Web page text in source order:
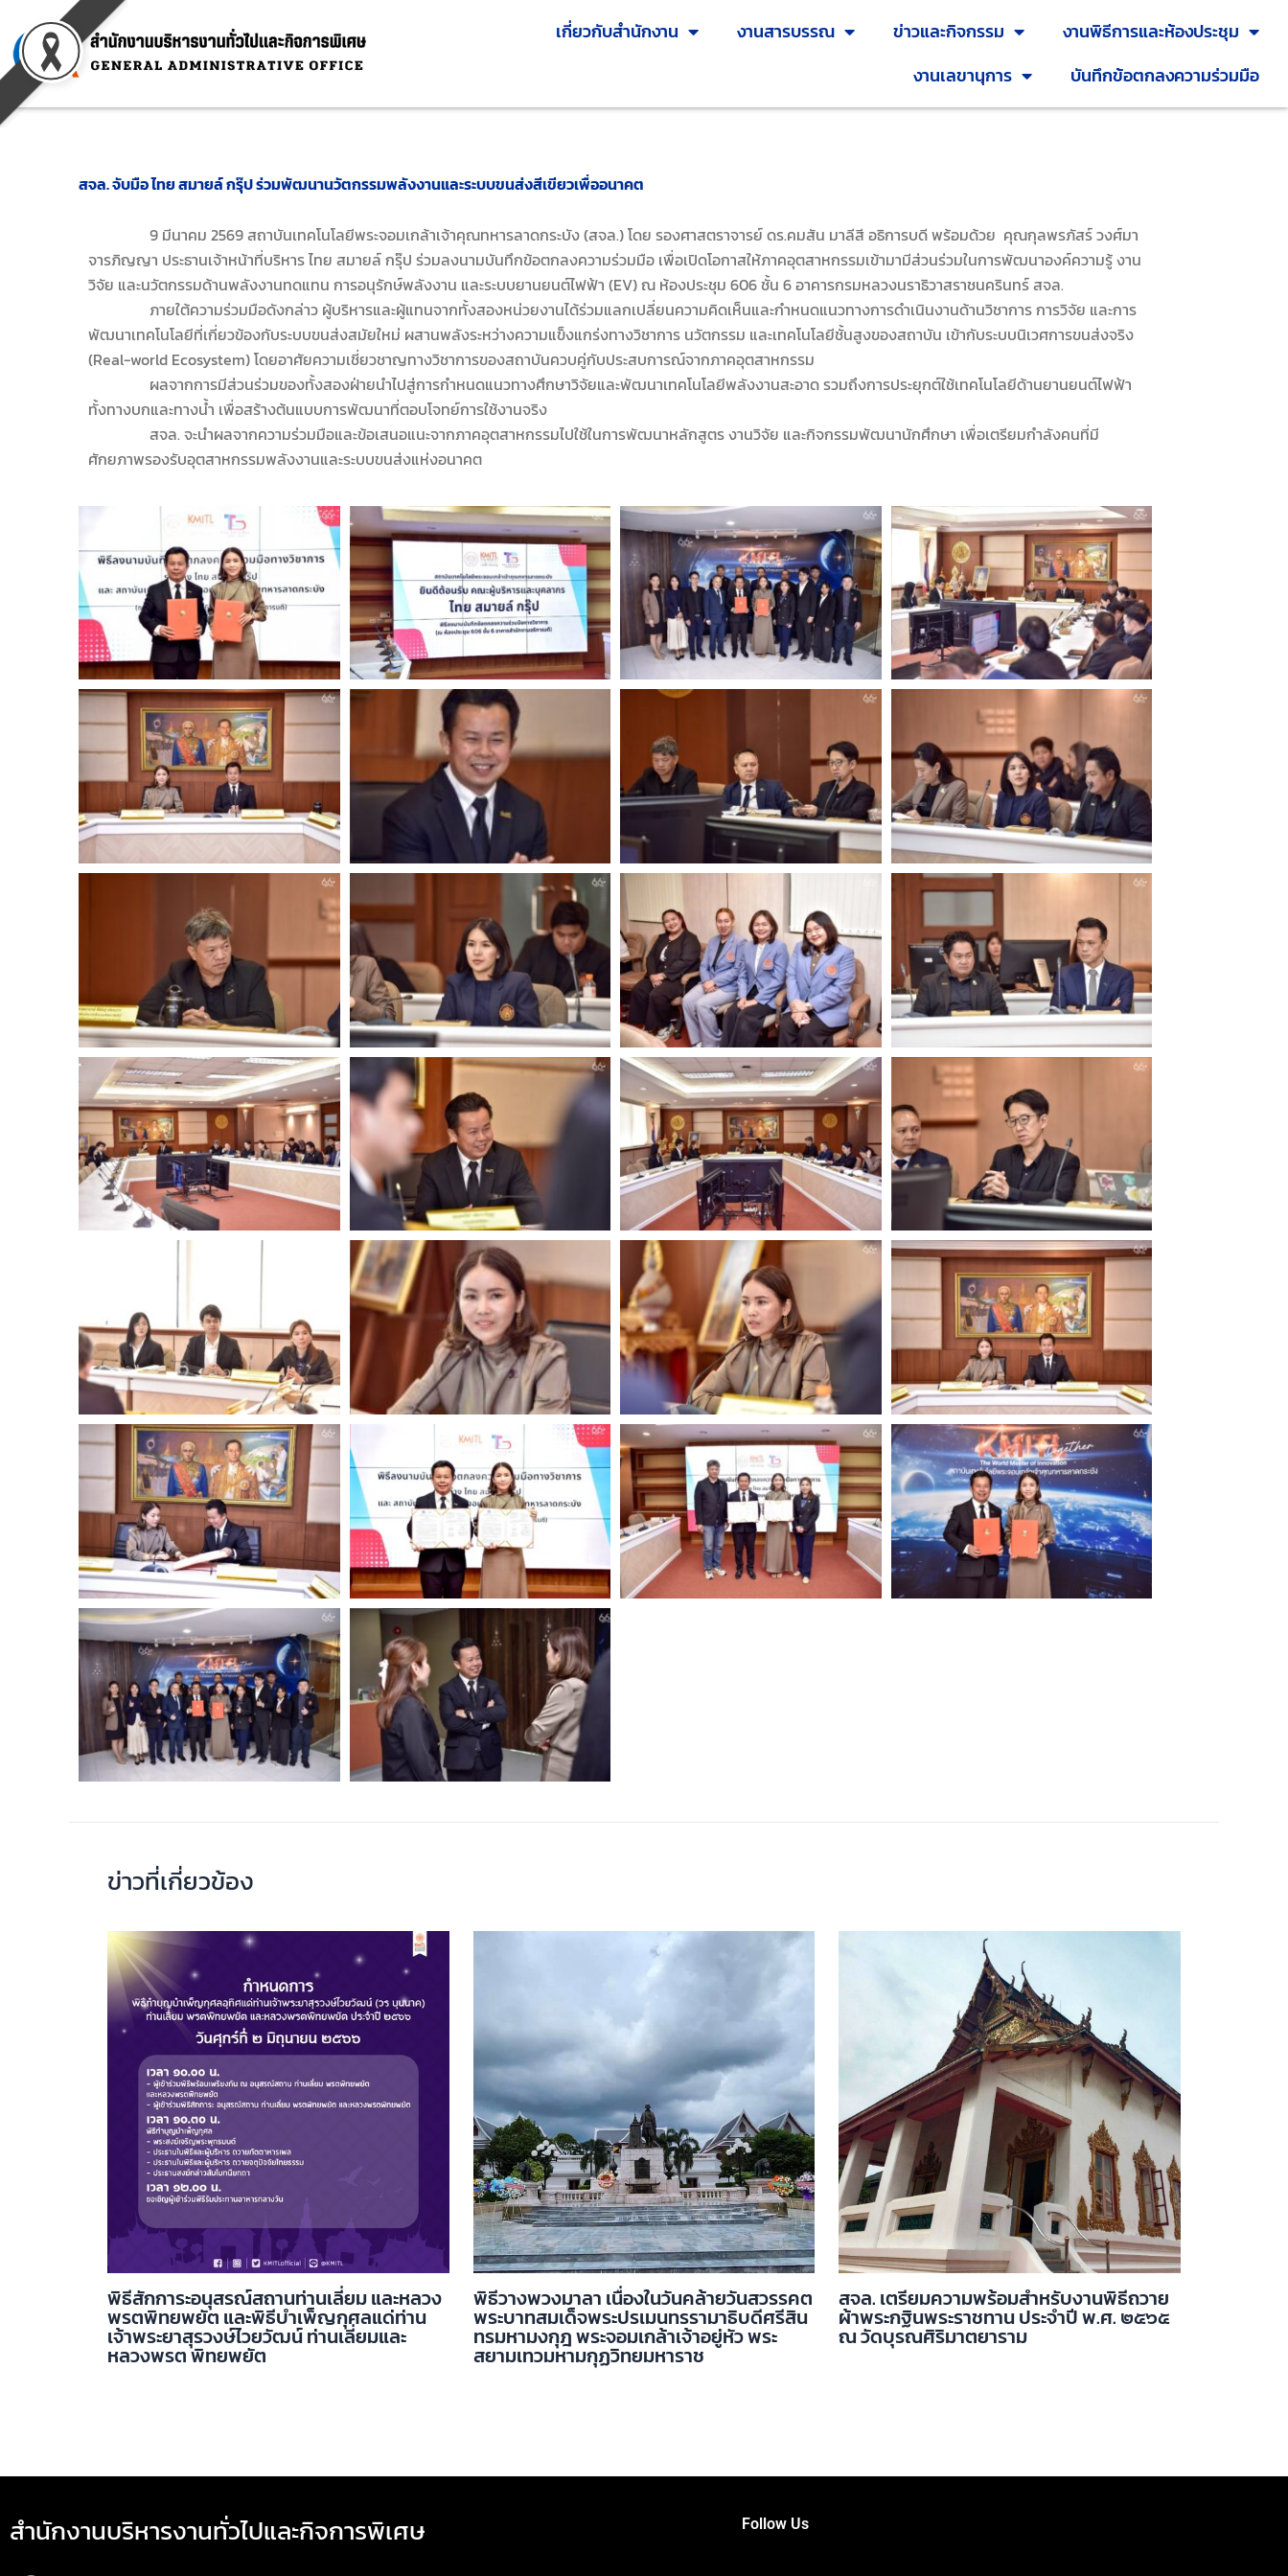
content
เกี่ยวกับสำนักงาน งานสารบรรณ ข่าวและกิจกรรม
งานพิธีการและห้องประชุม
งานเลขานุการ
บันทึกข้อตกลงความร่วมมือ
สจล. จับมือ ไทย สมายล์ กรุ๊ป ร่วมพัฒนานวัตกรรมพลังงานและระบบขนส่งสีเขียวเพื่ออนาคต
9 มีนาคม 2569สถาบันเทคโนโลยีพระจอมเกล้าเจ้าคุณทหารลาดกระบัง (สจล.) โดย รองศาสตราจารย์ ดร.คมสัน มาลีสี อธิการบดี พร้อมด้วย คุณกุลพรภัสร์ วงศ์มา
จารภิญญา ประธานเจ้าหน้าที่บริหาร ไทย สมายล์ กรุ๊ป ร่วมลงนามบันทึกข้อตกลงความร่วมมือ เพื่อเปิดโอกาสให้ภาคอุตสาหกรรมเข้ามามีส่วนร่วมในการพัฒนาองค์ความรู้ งาน
วิจัย และนวัตกรรมด้านพลังงานทดแทน การอนุรักษ์พลังงาน และระบบยานยนต์ไฟฟ้า (EV) ณ ห้องประชุม 606 ชั้น 6 อาคารกรมหลวงนราธิวาสราชนครินทร์ สจล.
ภายใต้ความร่วมมือดังกล่าว ผู้บริหารและผู้แทนจากทั้งสองหน่วยงานได้ร่วมแลกเปลี่ยนความคิดเห็นและกำหนดแนวทางการดำเนินงานด้านวิชาการ การวิจัย และการ
พัฒนาเทคโนโลยีที่เกี่ยวข้องกับระบบขนส่งสมัยใหม่ ผสานพลังระหว่างความแข็งแกร่งทางวิชาการ นวัตกรรม และเทคโนโลยีชั้นสูงของสถาบัน เข้ากับระบบนิเวศการขนส่งจริง
(Real-world Ecosystem) โดยอาศัยความเชี่ยวชาญทางวิชาการของสถาบันควบคู่กับประสบการณ์จากภาคอุตสาหกรรม
ผลจากการมีส่วนร่วมของทั้งสองฝ่ายนำไปสู่การกำหนดแนวทางศึกษาวิจัยและพัฒนาเทคโนโลยีพลังงานสะอาด รวมถึงการประยุกต์ใช้เทคโนโลยีด้านยานยนต์ไฟฟ้า
ทั้งทางบกและทางน้ำ เพื่อสร้างต้นแบบการพัฒนาที่ตอบโจทย์การใช้งานจริง
สจล. จะนำผลจากความร่วมมือและข้อเสนอแนะจากภาคอุตสาหกรรมไปใช้ในการพัฒนาหลักสูตร งานวิจัย และกิจกรรมพัฒนานักศึกษา เพื่อเตรียมกำลังคนที่มี
ศักยภาพรองรับอุตสาหกรรมพลังงานและระบบขนส่งแห่งอนาคต
ข่าวที่เกี่ยวข้อง
พิธีสักการะอนุสรณ์สถานท่านเลี่ยม และหลวง
พรตพิทยพยัต และพิธีบำเพ็ญกุศลแด่ท่าน
เจ้าพระยาสุรวงษ์ไวยวัฒน์ ท่านเลี่ยมและ
หลวงพรต พิทยพยัต
พิธีวางพวงมาลา เนื่องในวันคล้ายวันสวรรคต
พระบาทสมเด็จพระปรเมนทรรามาธิบดีศรีสิน
ทรมหามงกุฎ พระจอมเกล้าเจ้าอยู่หัว พระ
สยามเทวมหามกุฏวิทยมหาราช
สจล. เตรียมความพร้อมสำหรับงานพิธีถวาย
ผ้าพระกฐินพระราชทาน ประจำปี พ.ศ. ๒๕๖๕
ณ วัดบุรณศิริมาตยาราม
สำนักงานบริหารงานทั่วไปและกิจการพิเศษ Follow Us